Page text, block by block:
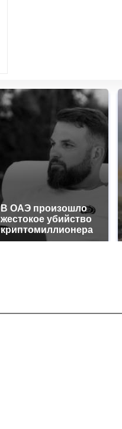
В ОАЭ произошло
жестокое убийство
криптомиллионера